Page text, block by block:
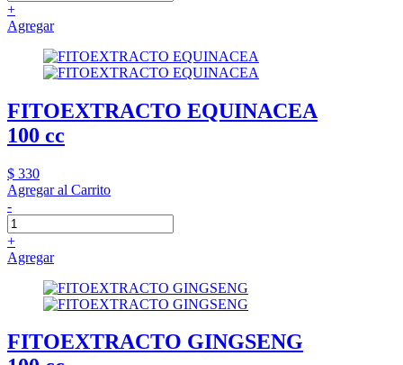
+
Agregar
FITOEXTRACTO EQUINACEA
100 cc
$ 330
Agregar al Carrito
-
+
Agregar
FITOEXTRACTO GINGSENG